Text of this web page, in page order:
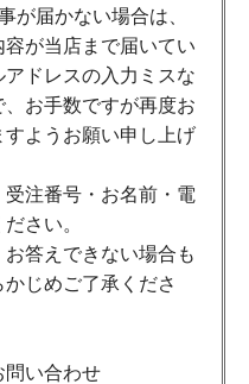
が届かない場合は、
が当店まで届いてい
ドレスの入力ミスな
お手数ですが再度お
ようお願い申し上げ
注番号・お名前・電
さい。
答えできない場合も
じめご了承くださ
問い合わせ